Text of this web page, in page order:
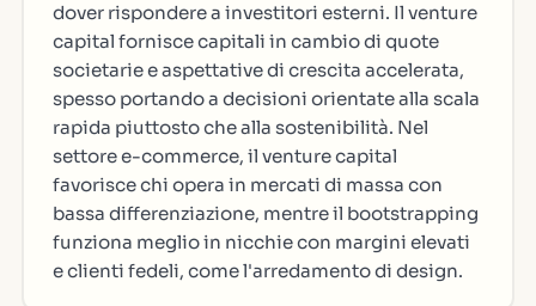
dover rispondere a investitori esterni. Il venture
capital fornisce capitali in cambio di quote
societarie e aspettative di crescita accelerata,
spesso portando a decisioni orientate alla scala
rapida piuttosto che alla sostenibilità. Nel
settore e-commerce, il venture capital
favorisce chi opera in mercati di massa con
bassa differenziazione, mentre il bootstrapping
funziona meglio in nicchie con margini elevati
e clienti fedeli, come l'arredamento di design.